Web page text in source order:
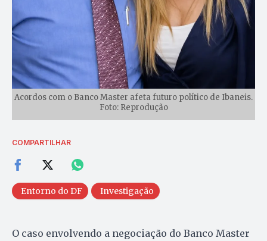
Acordos com o Banco Master afeta futuro político de Ibaneis.
Foto: Reprodução
COMPARTILHAR
Entorno do DF Investigação
O caso envolvendo a negociação do Banco Master